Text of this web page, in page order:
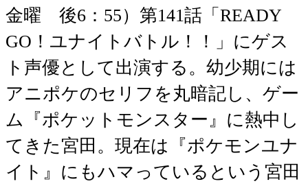
金曜 後6：55）第141話「READY
GO！ユナイトバトル！！」にゲス
ト声優として出演する。幼少期には
アニポケのセリフを丸暗記し、ゲー
ム『ポケットモンスター』に熱中し
てきた宮田。現在は『ポケモンユナ
イト』にもハマっているという宮田